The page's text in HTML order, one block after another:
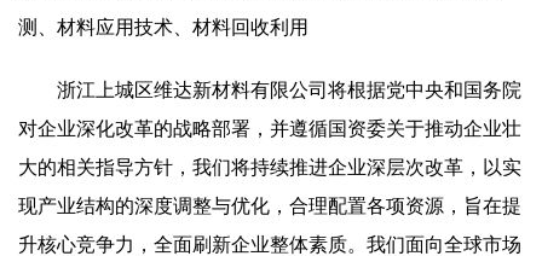
测、材料应用技术、材料回收利用
浙江上城区维达新材料有限公司将根据党中央和国务院
对企业深化改革的战略部署，并遵循国资委关于推动企业壮
大的相关指导方针，我们将持续推进企业深层次改革，以实
现产业结构的深度调整与优化，合理配置各项资源，旨在提
升核心竞争力，全面刷新企业整体素质。我们面向全球市场